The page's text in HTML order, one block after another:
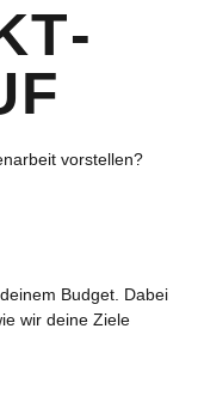
vorstellen?
Budget. Dabei
wir deine Ziele